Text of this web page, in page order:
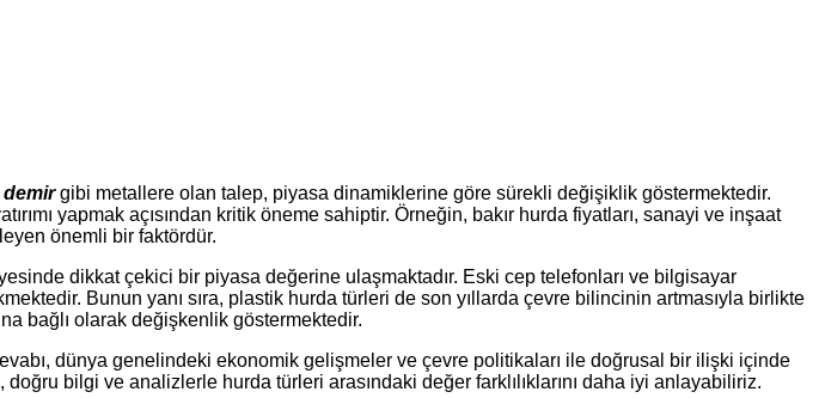
demirgibi metallere olan talep, piyasa dinamiklerine göre sürekli değişiklik göstermektedir.
yapmak açısından kritik öneme sahiptir. Örneğin, bakır hurda fiyatları, sanayi ve inşaat
önemli bir faktördür.
dikkat çekici bir piyasa değerine ulaşmaktadır. Eski cep telefonları ve bilgisayar
Bunun yanı sıra, plastik hurda türleri de son yıllarda çevre bilincinin artmasıyla birlikte
bağlı olarak değişkenlik göstermektedir.
dünya genelindeki ekonomik gelişmeler ve çevre politikaları ile doğrusal bir ilişki içinde
bilgi ve analizlerle hurda türleri arasındaki değer farklılıklarını daha iyi anlayabiliriz.